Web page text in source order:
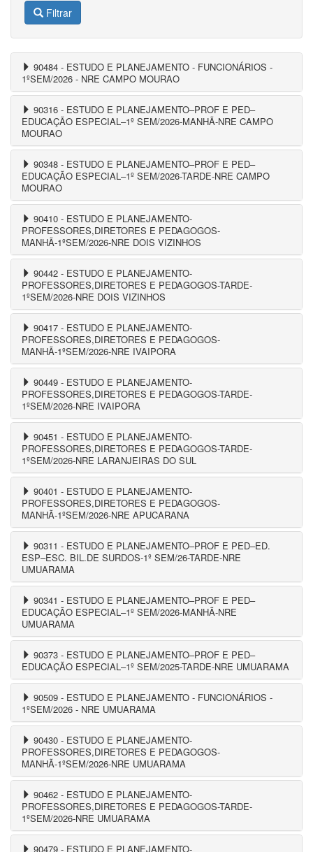
Filtrar
90484 - ESTUDO E PLANEJAMENTO - FUNCIONÁRIOS -
1ºSEM/2026 - NRE CAMPO MOURAO
90316 - ESTUDO E PLANEJAMENTO–PROF E PED–
EDUCAÇÃO ESPECIAL–1º SEM/2026-MANHÃ-NRE CAMPO
MOURAO
90348 - ESTUDO E PLANEJAMENTO–PROF E PED–
EDUCAÇÃO ESPECIAL–1º SEM/2026-TARDE-NRE CAMPO
MOURAO
90410 - ESTUDO E PLANEJAMENTO-
PROFESSORES,DIRETORES E PEDAGOGOS-
MANHÃ-1ºSEM/2026-NRE DOIS VIZINHOS
90442 - ESTUDO E PLANEJAMENTO-
PROFESSORES,DIRETORES E PEDAGOGOS-TARDE-
1ºSEM/2026-NRE DOIS VIZINHOS
90417 - ESTUDO E PLANEJAMENTO-
PROFESSORES,DIRETORES E PEDAGOGOS-
MANHÃ-1ºSEM/2026-NRE IVAIPORA
90449 - ESTUDO E PLANEJAMENTO-
PROFESSORES,DIRETORES E PEDAGOGOS-TARDE-
1ºSEM/2026-NRE IVAIPORA
90451 - ESTUDO E PLANEJAMENTO-
PROFESSORES,DIRETORES E PEDAGOGOS-TARDE-
1ºSEM/2026-NRE LARANJEIRAS DO SUL
90401 - ESTUDO E PLANEJAMENTO-
PROFESSORES,DIRETORES E PEDAGOGOS-
MANHÃ-1ºSEM/2026-NRE APUCARANA
90311 - ESTUDO E PLANEJAMENTO–PROF E PED–ED.
ESP–ESC. BIL.DE SURDOS-1º SEM/26-TARDE-NRE
UMUARAMA
90341 - ESTUDO E PLANEJAMENTO–PROF E PED–
EDUCAÇÃO ESPECIAL–1º SEM/2026-MANHÃ-NRE
UMUARAMA
90373 - ESTUDO E PLANEJAMENTO–PROF E PED–
EDUCAÇÃO ESPECIAL–1º SEM/2025-TARDE-NRE UMUARAMA
90509 - ESTUDO E PLANEJAMENTO - FUNCIONÁRIOS -
1ºSEM/2026 - NRE UMUARAMA
90430 - ESTUDO E PLANEJAMENTO-
PROFESSORES,DIRETORES E PEDAGOGOS-
MANHÃ-1ºSEM/2026-NRE UMUARAMA
90462 - ESTUDO E PLANEJAMENTO-
PROFESSORES,DIRETORES E PEDAGOGOS-TARDE-
1ºSEM/2026-NRE UMUARAMA
90479 - ESTUDO E PLANEJAMENTO-